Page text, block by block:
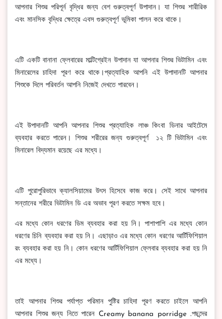
আপনার শিশুর পরিপূর্ন বৃদ্ধির জন্য বেশ গুরুত্বপূর্ণ উপাদান। যা শিশুর শারীরিক
এবং মানসিক বৃদ্ধির ক্ষেত্রে এবস গুরুত্বপূর্ণ ভূমিকা পালন করে থাকে।
এটি একটি বানানা ফ্লেবারের মাল্টিগ্রেইন উপাদান যা আপনার শিশুর ভিটামিন এবং
মিনারেলের চাহিদা পূরণ করে থাকে।প্রত্যাহিক আপনি এই উপাদানটি আপনার
শিশুকে দিলে পরিবর্তন আপনি নিজেই দেখতে পারবেন।
এই উপাদানটি আপনি আপনার শিশুর প্রত্যাহিক লাঞ্চ কিংবা ডিনার আইটেমে
ব্যবহার করতে পারেন। শিশুর শরীরের জন্য গুরুত্বপূর্ণ ১২ টি ভিটামিন এবং
মিনারেল বিদ্যমান রয়েছে এর মধ্যে।
এটি পুরোপুরিভাবে ক্যালসিয়ামের উৎস হিসেবে কাজ করে। সেই সাথে আপনার
সন্তানের শরীরে ভিটামিন ডি এর অভাব পূরণ করতে সক্ষম হবে।
এর মধ্যে কোন ধরণের ডিম ব্যবহার করা হয় নি। পাশাপাশি এর মধ্যে কোন
ধরণের চিনি ব্যবহার করা হয় নি। এছাড়াও এর মধ্যে কোন ধরণের আর্টিফিশিয়াল
রং ব্যবহার করা হয় নি। কোন ধরণের আর্টিফিশিয়াল ফ্লেবার ব্যবহার করা হয় নি
এর মধ্যে।
তাই আপনার শিশুর পর্যাপ্ত পরিমান পুষ্টির চাহিদা পূরণ করতে চাইলে আপনি
আপনার শিশুর জন্য নিতে পারেন Creamy banana porridge .পছন্দের